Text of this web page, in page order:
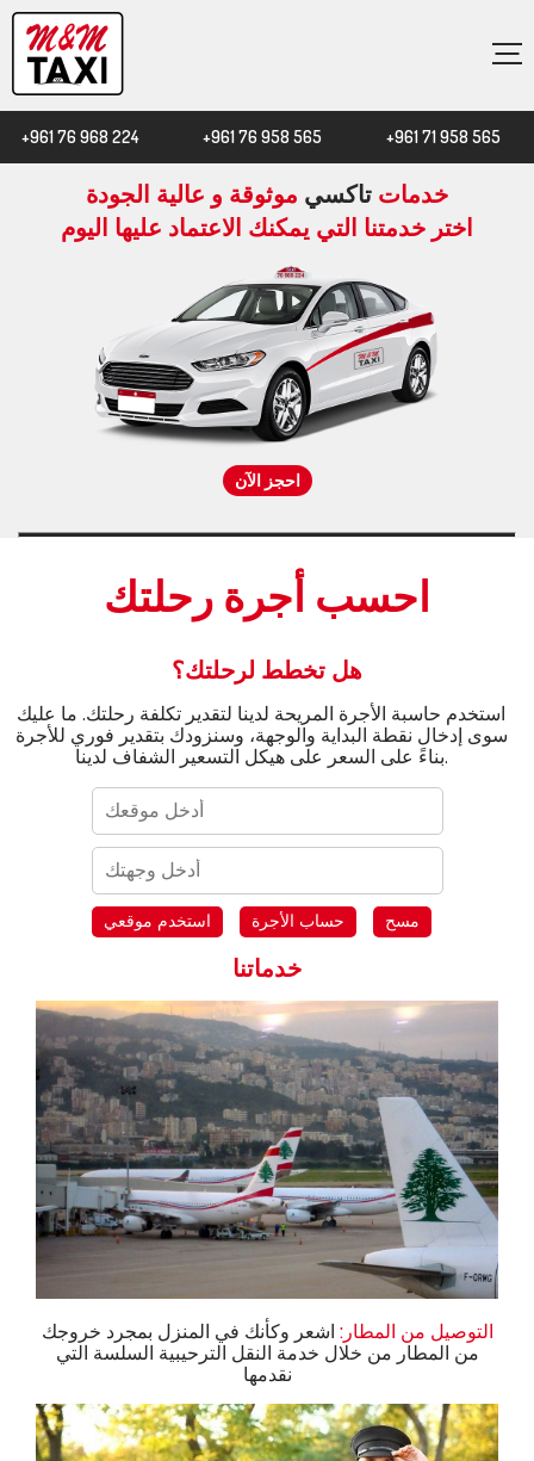
×
+961 76 968 224 +961 76 958 565 +961 71 958 565
خدمات تاكسي موثوقة و عالية الجودة
اختر خدمتنا التي يمكنك الاعتماد عليها اليوم
احجز الآن
احسب أجرة رحلتك
هل تخطط لرحلتك؟
استخدم حاسبة الأجرة المريحة لدينا لتقدير تكلفة رحلتك. ما عليك
سوى إدخال نقطة البداية والوجهة، وسنزودك بتقدير فوري للأجرة
بناءً على السعر على هيكل التسعير الشفاف لدينا.
استخدم موقعي حساب الأجرة مسح
خدماتنا
التوصيل من المطار: اشعر وكأنك في المنزل بمجرد خروجك
من المطار من خلال خدمة النقل الترحيبية السلسة التي
نقدمها